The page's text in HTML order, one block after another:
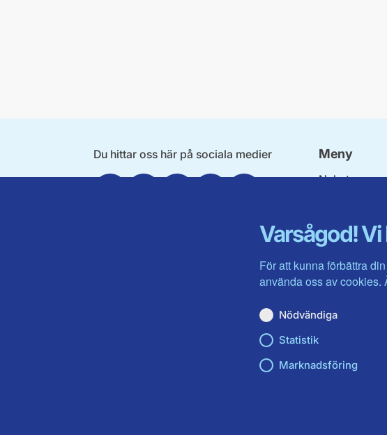
Varsågod!
För att kunna förbättra
använda oss av cookies.
Nödvändiga
Statistik
Marknadsföring
Du hittar oss här på sociala medier
FacebookTwitterInstagramLinkedinYoutube
Meny
Nyheter
Om oss
Kontakta oss